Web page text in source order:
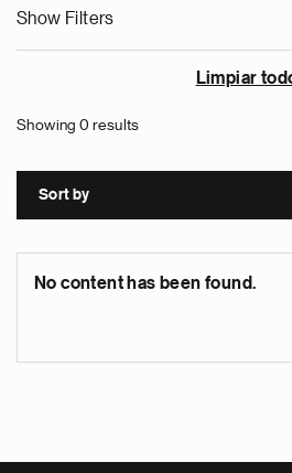
Show Filters
Limpiar
Showing 0 results
Sort by
No content has been found.